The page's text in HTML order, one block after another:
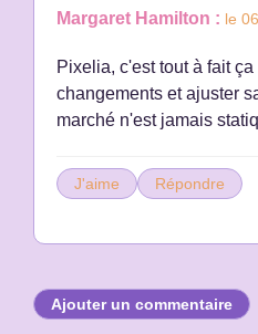
Margaret Hamilton : le
Pixelia, c'est tout à fait
changements et ajuster
marché n'est jamais
J'aime Répondre
Ajouter un commentaire